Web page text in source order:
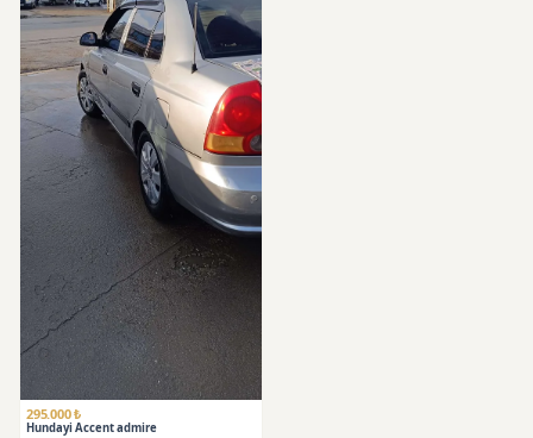
295.000 ₺
Hundayi Accent admire